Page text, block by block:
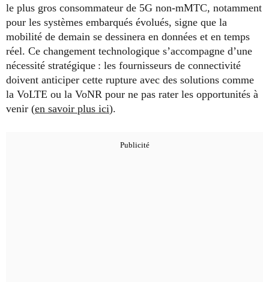
le plus gros consommateur de 5G non-mMTC, notamment
pour les systèmes embarqués évolués, signe que la
mobilité de demain se dessinera en données et en temps
réel. Ce changement technologique s’accompagne d’une
nécessité stratégique : les fournisseurs de connectivité
doivent anticiper cette rupture avec des solutions comme
la VoLTE ou la VoNR pour ne pas rater les opportunités à
venir (en savoir plus ici).